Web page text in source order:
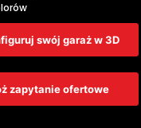
swój garaż w 3D
zapytanie ofertowe